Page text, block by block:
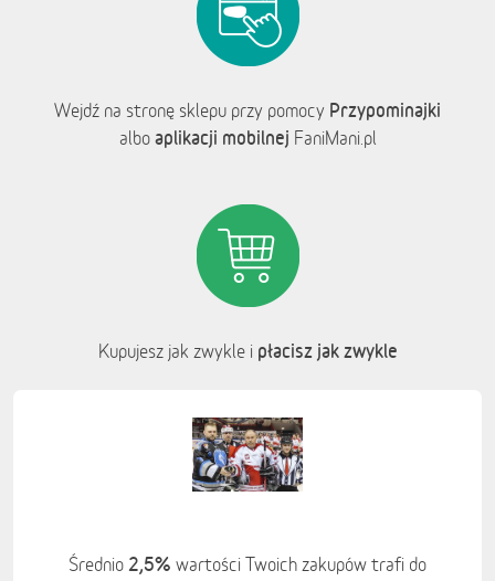
Wejdź na stronę sklepu przy pomocy Przypominajki
albo aplikacji mobilnej FaniMani.pl
Kupujesz jak zwykle i płacisz jak zwykle
Średnio 2,5% wartości Twoich zakupów trafi do